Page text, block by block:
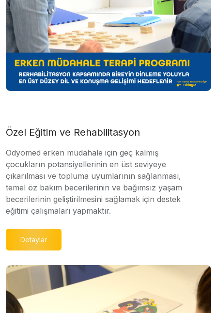
Özel Eğitim ve Rehabilitasyon
Odyomed erken müdahale için geç kalmış
çocukların potansiyellerinin en üst seviyeye
çıkarılması ve topluma uyumlarının sağlanması,
temel öz bakım becerilerinin ve bağımsız yaşam
becerilerinin geliştirilmesini sağlamak için destek
eğitimi çalışmaları yapmaktır.
Detaylar